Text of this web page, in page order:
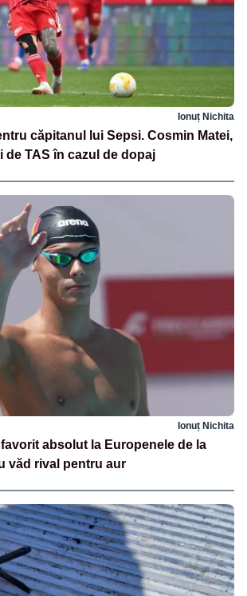
Ionuț Nichita
căpitanul lui Sepsi. Cosmin Matei,
de TAS în cazul de dopaj
Ionuț Nichita
absolut la Europenele de la
văd rival pentru aur